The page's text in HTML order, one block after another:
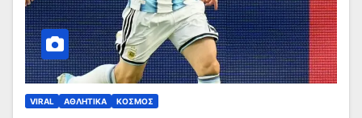
VIRAL ΑΘΛΗΤΙΚΑ ΚΟΣΜΟΣ